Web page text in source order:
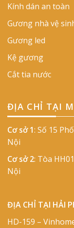
Kính dán an toàn
Gương nhà vệ
Gương led
Kệ gương
Cắt tia nước
ĐỊA CHỈ TẠI
Cơ sở 1: Số 15
Nội
Cơ sở 2: Tòa
Nội
ĐỊA CHỈ TẠI HẢI
HD-159 –